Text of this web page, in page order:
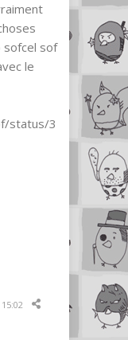
sofcel sof
le
status/3